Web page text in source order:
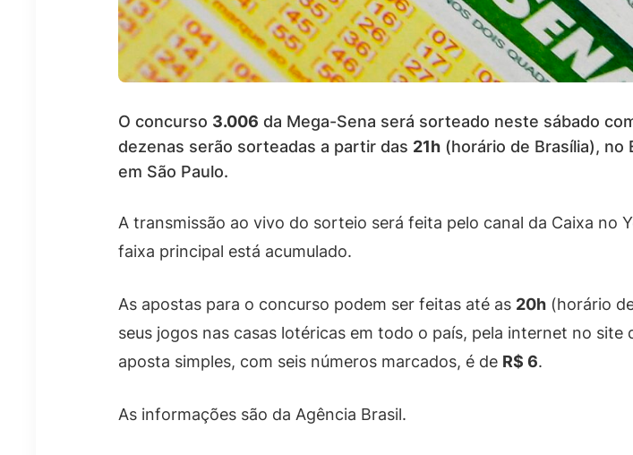
O concurso 3.006 da Mega-Sena será sorteado neste sábado
dezenas serão sorteadas a partir das 21h (horário de Brasília), no
em São Paulo.
A transmissão ao vivo do sorteio será feita pelo canal da Caixa no
faixa principal está acumulado.
As apostas para o concurso podem ser feitas até as 20h (horário
seus jogos nas casas lotéricas em todo o país, pela internet no
aposta simples, com seis números marcados, é de R$ 6.
As informações são da Agência Brasil.